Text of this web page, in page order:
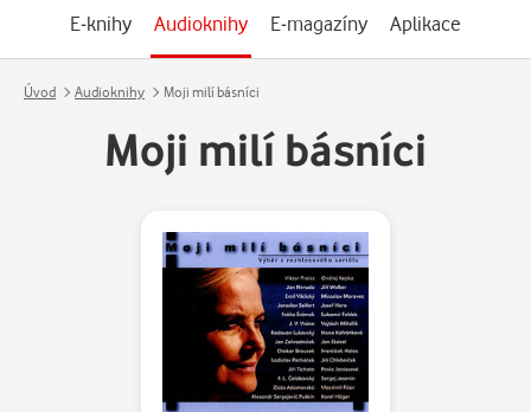
E-knihy Audioknihy E-magazíny Aplikace
Úvod Audioknihy Moji milí básníci
Moji milí básníci